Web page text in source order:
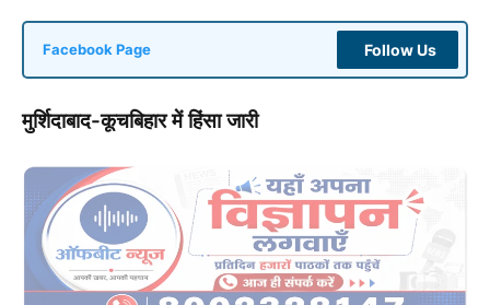
Facebook Page Follow Us
मुर्शिदाबाद-कूचबिहार में हिंसा जारी